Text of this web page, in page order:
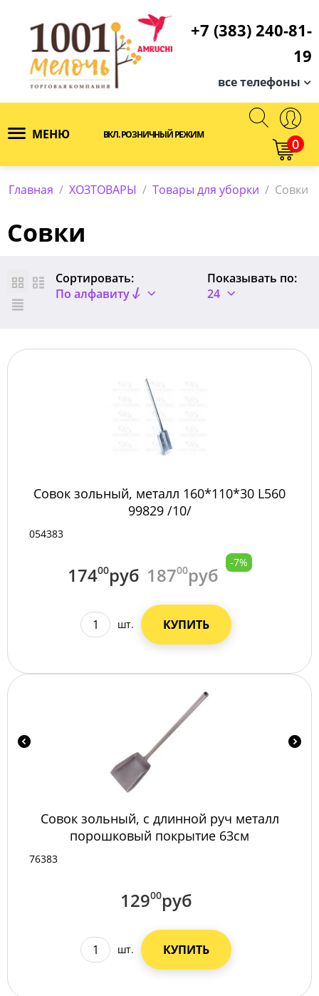
+7 (383) 240-81-
19
все телефоны
МЕНЮ ВКЛ. РОЗНИЧНЫЙ РЕЖИМ
0
Главная / ХОЗТОВАРЫ / Товары для уборки / Совки
Совки
Сортировать:
По алфавиту
Показывать по:
24
Совок зольный, металл 160*110*30 L560
99829 /10/
054383
17400руб 18700руб
-7%
шт. КУПИТЬ
Совок зольный, с длинной руч металл
порошковый покрытие 63см
76383
12900руб
шт. КУПИТЬ